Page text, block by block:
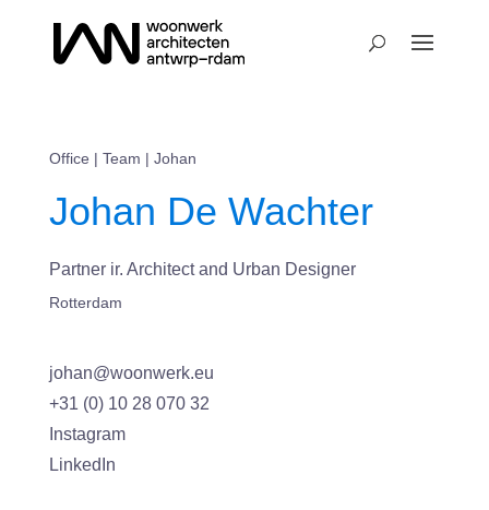
Office | Team | Johan
Johan De Wachter
Partner ir. Architect and Urban Designer
Rotterdam
johan@woonwerk.eu
+31 (0) 10 28 070 32
Instagram
LinkedIn